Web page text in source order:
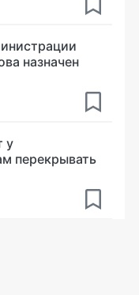
назначен
у
перекрывать